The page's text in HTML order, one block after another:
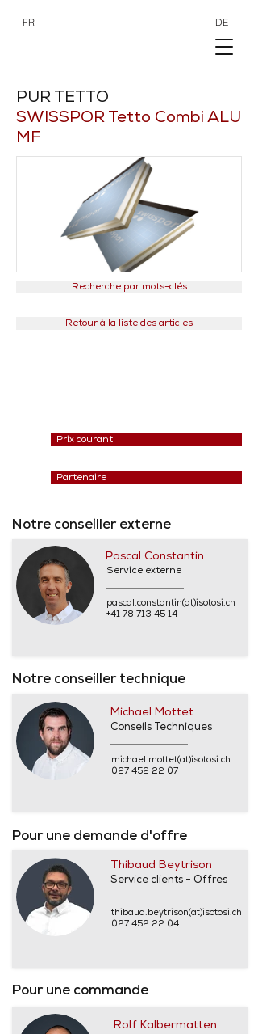
FR DE
PUR TETTO
SWISSPOR Tetto Combi ALU
MF
Recherche par mots-clés
Retour à la liste des articles
Prix courant
Partenaire
Notre conseiller externe
Pascal Constantin
Service externe
pascal.constantin(at)isotosi.ch
+41 78 713 45 14
Notre conseiller technique
Michael Mottet
Conseils Techniques
michael.mottet(at)isotosi.ch
027 452 22 07
Pour une demande d'offre
Thibaud Beytrison
Service clients - Offres
thibaud.beytrison(at)isotosi.ch
027 452 22 04
Pour une commande
Rolf Kalbermatten